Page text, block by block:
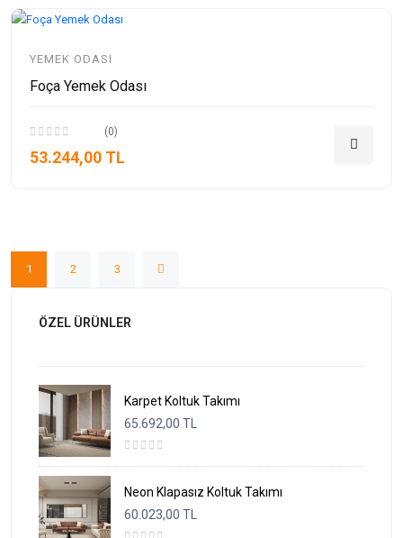
YEMEK ODASI
Foça Yemek Odası
(0)
53.244,00 TL
1 2 3
ÖZEL ÜRÜNLER
Karpet Koltuk Takımı
65.692,00 TL
Neon Klapasız Koltuk Takımı
60.023,00 TL